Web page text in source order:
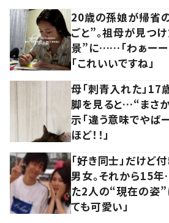
20歳の孫娘が帰省
ごと”。祖母が見つ
景”に……「わぁーー
「これいいですね」
母「刺青入れた」17歳
脚を見ると…“まさ
示「違う意味でやばー
ほど！！」
「好き同士」だけど
男女。それから15
た2人の“現在の姿
ても可愛い」